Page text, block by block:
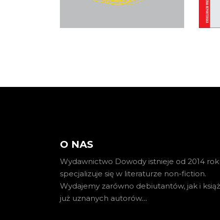
O NAS
Wydawnictwo Dowody istnieje od 2014
specjalizuje się w literaturze non-fiction.
Wydajemy zarówno debiutantów, jak i
już uznanych autorów…